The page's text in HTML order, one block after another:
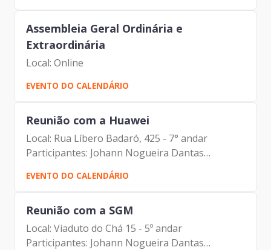
Assembleia Geral Ordinária e
Extraordinária
Local: Online
EVENTO DO CALENDÁRIO
Reunião com a Huawei
Local: Rua Líbero Badaró, 425 - 7° andar
Participantes: Johann Nogueira Dantas
(Prodam) Danilo Furlan dos Santos (Huaewi)
EVENTO DO CALENDÁRIO
Reunião com a SGM
Local: Viaduto do Chá 15 - 5º andar
Participantes: Johann Nogueira Dantas